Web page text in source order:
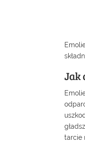
Jak
tarcie